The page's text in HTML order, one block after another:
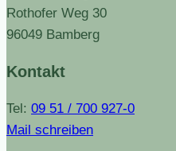
Rothofer Weg 30
96049 Bamberg
Kontakt
Tel: 09 51 / 700 927-0
Mail schreiben